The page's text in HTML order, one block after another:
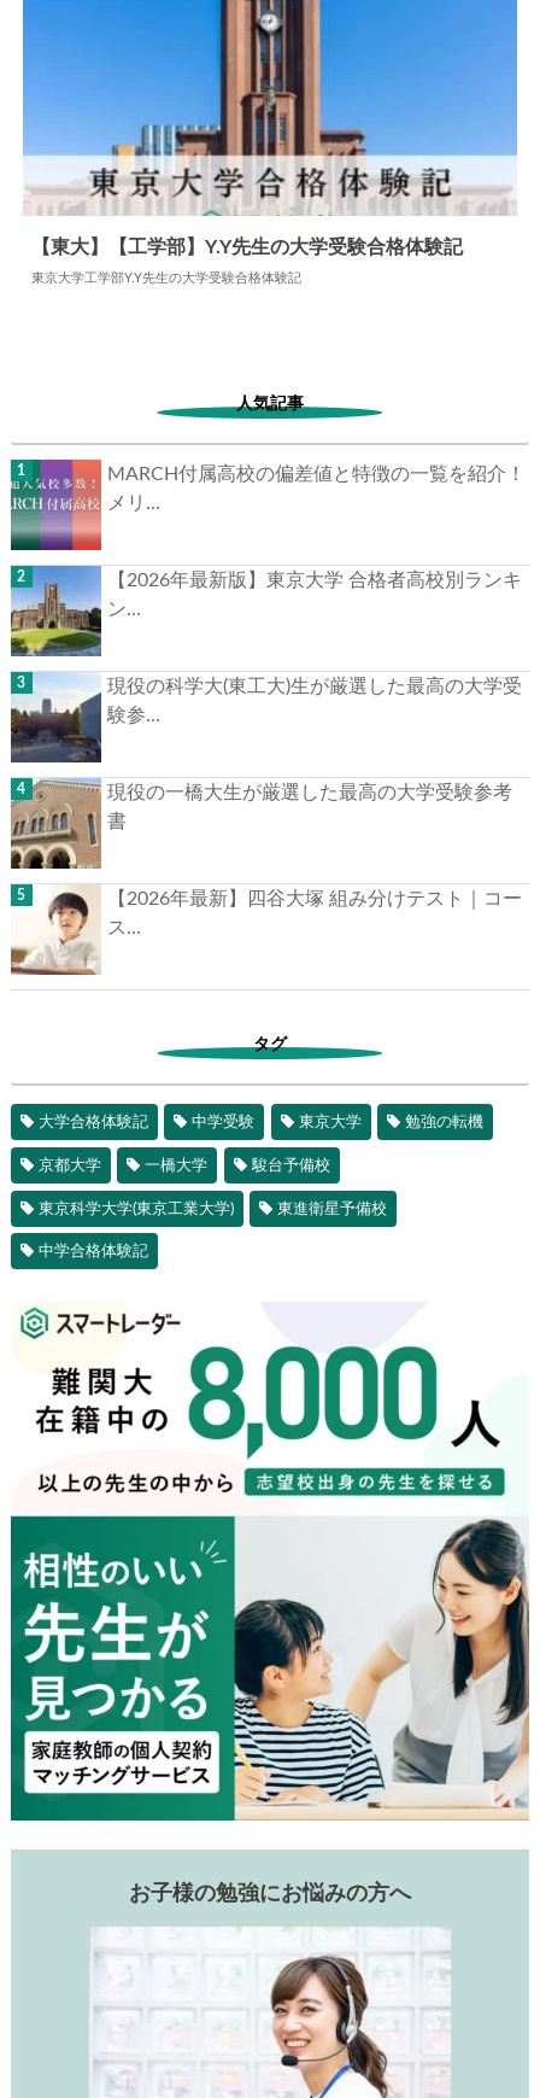
【東大】【工学部】Y.Y先生の大学受験合格体験記
東京大学工学部Y.Y先生の大学受験合格体験記
人気記事
MARCH付属高校の偏差値と特徴の一覧を紹介！
メリ...
【2026年最新版】東京大学 合格者高校別ランキ
ン...
現役の科学大(東工大)生が厳選した最高の大学受
験参...
現役の一橋大生が厳選した最高の大学受験参考
書
【2026年最新】四谷大塚 組み分けテスト｜コー
ス...
タグ
大学合格体験記 中学受験 東京大学 勉強の転機
京都大学 一橋大学 駿台予備校
東京科学大学(東京工業大学) 東進衛星予備校
中学合格体験記
お子様の勉強にお悩みの方へ